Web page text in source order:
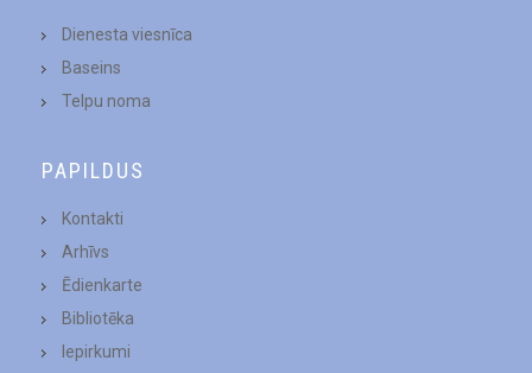
Dienesta viesnīca
Baseins
Telpu noma
PAPILDUS
Kontakti
Arhīvs
Ēdienkarte
Bibliotēka
Iepirkumi